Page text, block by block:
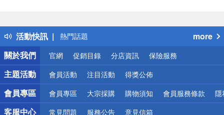
活動快訊
得獎公告
熱門話題
銀行優惠
偏遠地區配送
詐騙網頁！請小心！
more
關於我們
官網 促銷目錄 分店資訊 保險服務
主題活動 會員活動 注目活動 得獎公佈
會員專區 會員專區 大宗採購 購物須知 會員服務條款 隱
客服中心 常見問題 服務公告 意見信箱